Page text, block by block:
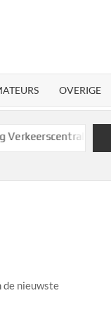
OVERIGE
R’dam
de nieuwste